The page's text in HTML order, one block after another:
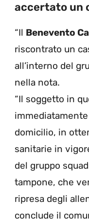
accertato un
“Il Benevento
riscontrato un
all’interno del
nella nota.
“Il soggetto in
domicilio, in
sanitarie in
del gruppo
tampone, che
ripresa degli
conclude il